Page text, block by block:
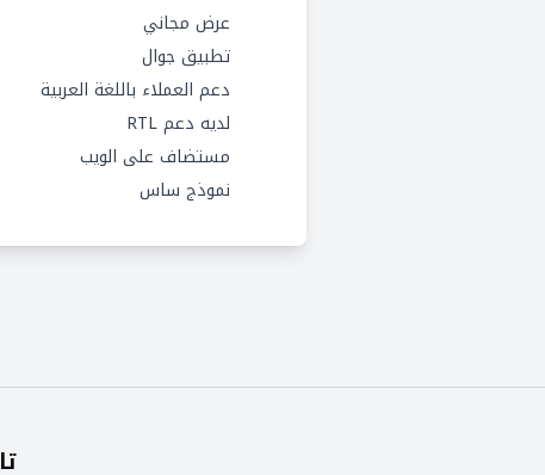
عرض مجاني
تطبيق جوال
دعم العملاء باللغة العربية
لديه دعم RTL
مستضاف على الويب
نموذج ساس